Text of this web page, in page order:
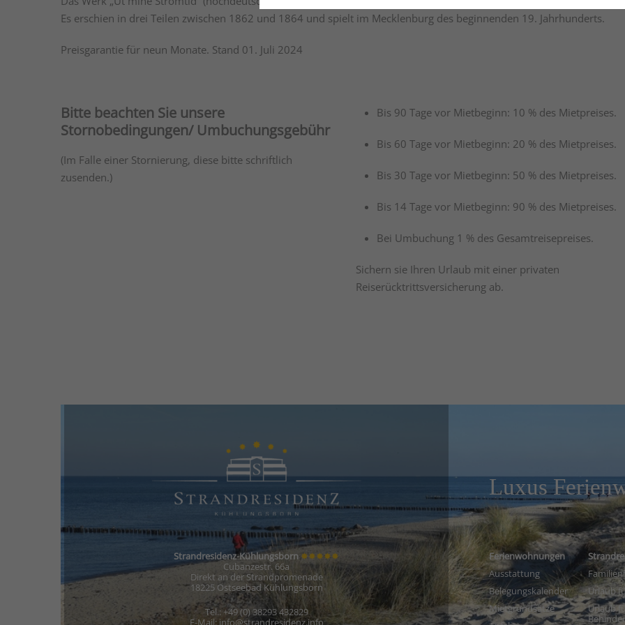
Es erschien in drei Teilen zwischen 1862 und 1864 und spielt im Mecklenburg des beginnenden 19. Jahrhunderts.
Preisgarantie für neun Monate. Stand 01. Juli 2024
Bitte beachten Sie unsere
Stornobedingungen/ Umbuchungsgebühr
(Im Falle einer Stornierung, diese bitte schriftlich
zusenden.)
Bis 90 Tage vor Mietbeginn: 10 % des Mietpreises.
Bis 60 Tage vor Mietbeginn: 20 % des Mietpreises.
Bis 30 Tage vor Mietbeginn: 50 % des Mietpreises.
Bis 14 Tage vor Mietbeginn: 90 % des Mietpreises.
Bei Umbuchung 1 % des Gesamtreisepreises.
Sichern sie Ihren Urlaub mit einer privaten
Reiserücktrittsversicherung ab.
Luxus
Strandresidenz-Kühlungsborn ✸✸✸✸✸
Cubanzestr. 66a
Direkt an der Strandpromenade
18225 Ostseebad Kühlungsborn
Tel.: +49 (0) 38293 432829
Ferienwohnungen
Ausstattung
Belegungskalender
Mietgrundsätze
Urlaub
Urlaub